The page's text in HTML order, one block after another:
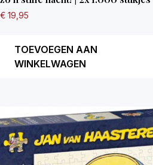
€ 19,95
TOEVOEGEN AAN
WINKELWAGEN